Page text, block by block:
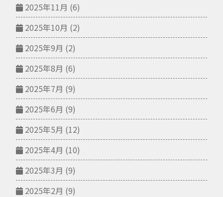
2025年11月 (6)
2025年10月 (2)
2025年9月 (2)
2025年8月 (6)
2025年7月 (9)
2025年6月 (9)
2025年5月 (12)
2025年4月 (10)
2025年3月 (9)
2025年2月 (9)